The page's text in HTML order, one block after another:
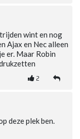
wint en nog
Ajax en Nec alleen
er. Maar Robin
2
deze plek ben.